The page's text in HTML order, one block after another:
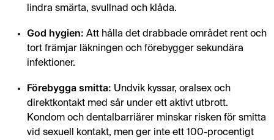
lindra smärta, svullnad och klåda.
God hygien: Att hålla det drabbade området rent och
tort främjar läkningen och förebygger sekundära
infektioner.
Förebygga smitta: Undvik kyssar, oralsex och
direktkontakt med sår under ett aktivt utbrott.
Kondom och dentalbarriärer minskar risken för smitta
vid sexuell kontakt, men ger inte ett 100-procentigt